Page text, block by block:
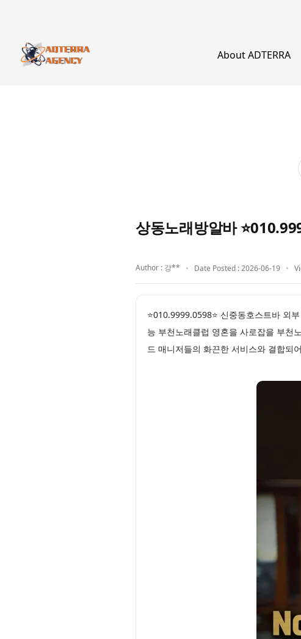
About ADTERRA
상동노래방알바
Author : 강** Date Posted : 2026-06-19
⭐010.9999.0598⭐ 신중동호스트바 외
능 부천노래클럽 영혼을 사로잡을 부천
드 매니저들의 화끈한 서비스와 결합되